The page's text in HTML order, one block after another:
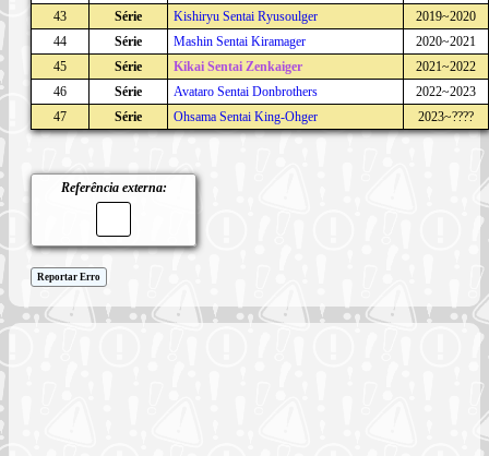
43
Série Kishiryu Sentai Ryusoulger
2019~2020
44
Série Mashin Sentai Kiramager
2020~2021
45
Série Kikai Sentai Zenkaiger
2021~2022
46
Série Avataro Sentai Donbrothers
2022~2023
47
Série Ohsama Sentai King-Ohger 2023~????
Referência externa:
Reportar Erro